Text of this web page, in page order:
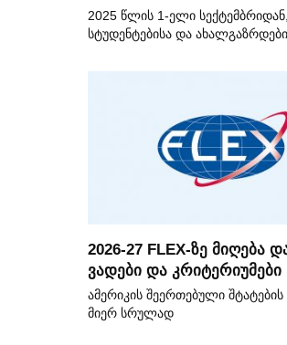
2025 წლის 1-ელი სექტემბრიდან,
სტუდენტებისა და
2026-27 FLEX-ზე მიღება
ვადები და კრიტერიუმები
ამერიკის შეერთებული
მიერ სრულად